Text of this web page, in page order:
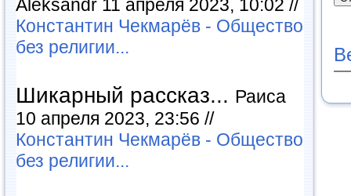
Aleksandr 11 апреля 2023, 10:02 //
Константин Чекмарёв - Общество
без религии...
Шикарный рассказ... Раиса
10 апреля 2023, 23:56 //
Константин Чекмарёв - Общество
без религии...